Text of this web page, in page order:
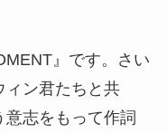
』です。さい
ィン君たちと共
意志をもって作詞